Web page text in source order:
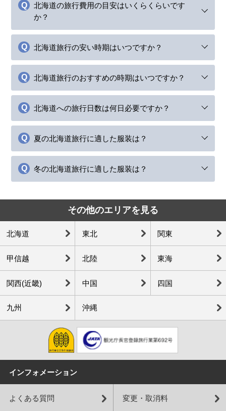
北海道の旅行費用の目安はいくらくらいです
か？
北海道旅行の安い時期はいつですか？
北海道旅行のおすすめの時期はいつですか？
北海道への旅行日数は何日必要ですか？
夏の北海道旅行に適した服装は？
冬の北海道旅行に適した服装は？
その他のエリアを見る
北海道 東北 関東
甲信越 北陸 東海
関西(近畿) 中国 四国
九州 沖縄
インフォメーション
よくある質問 変更・取消料